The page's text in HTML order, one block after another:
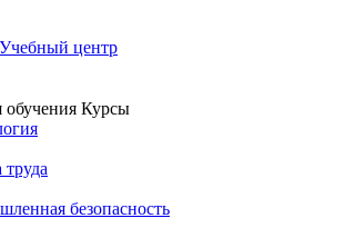
Учебный центр
обучения Курсы
безопасность